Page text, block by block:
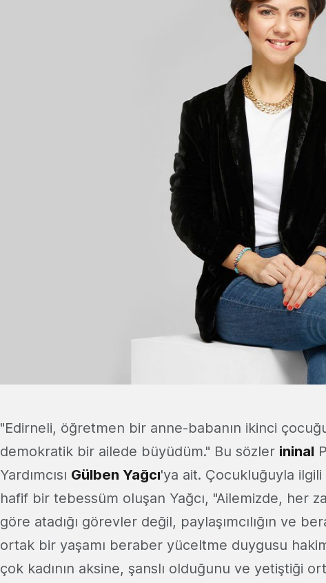
"Edirneli, öğretmen bir anne-babanın ikinci
demokratik bir ailede büyüdüm." Bu sözler ininal
Yardımcısı Gülben Yağcı'ya ait. Çocukluğuyla ilgili
hafif bir tebessüm oluşan Yağcı, "Ailemizde, her
göre atadığı görevler değil, paylaşımcılığın ve
ortak bir yaşamı beraber yüceltme duygusu
çok kadının aksine, şanslı olduğunu ve yetiştiği